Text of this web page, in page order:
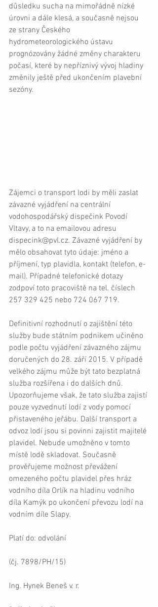
důsledku sucha na mimořádně nízké
úrovni a dále klesá, a současně nejsou
ze strany Českého
hydrometeorologického ústavu
prognózovány žádné změny charakteru
počasí, které by nepříznivý vývoj hladiny
změnily ještě před ukončením plavební
sezóny.
Zájemci o transport lodi by měli zaslat
závazné vyjádření na centrální
vodohospodářský dispečink Povodí
Vltavy, a to na emailovou adresu
dispecink@pvl.cz. Závazné vyjádření by
mělo obsahovat tyto údaje: jméno a
příjmení, typ plavidla, kontakt (telefon, e-
mail). Případné telefonické dotazy
zodpoví toto pracoviště na tel. číslech
257 329 425 nebo 724 067 719.
Definitivní rozhodnutí o zajištění této
služby bude státním podnikem učiněno
podle počtu vyjádření závazného zájmu
doručených do 28. září 2015. V případě
velkého zájmu může být tato bezplatná
služba rozšířena i do dalších dnů.
Upozorňujeme však, že tato služba zajistí
pouze vyzvednutí lodí z vody pomocí
přistaveného jeřábu. Další transport a
odvoz lodí jsou si povinni zajistit majitelé
plavidel. Nebude umožněno v tomto
místě lodě skladovat. Současně
prověřujeme možnost převážení
omezeného počtu plavidel přes hráz
vodního díla Orlík na hladinu vodního
díla Kamýk po ukončení převozu lodí na
vodním díle Slapy.
Platí do: odvolání
(čj. 7898/PH/15)
Ing. Hynek Beneš v. r.